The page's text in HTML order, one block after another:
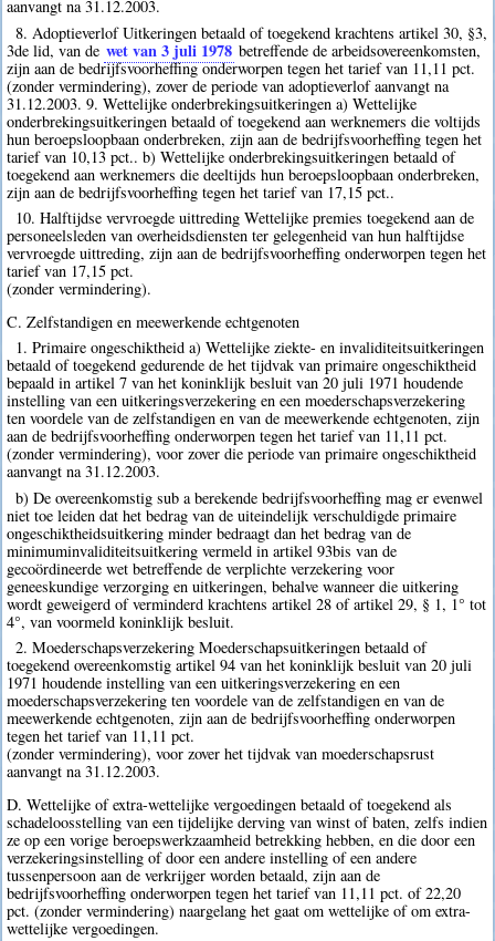
aanvangt na 31.12.2003.
8. Adoptieverlof Uitkeringen betaald of toegekend krachtens artikel 30, §3,
3de lid, van de wet van 3 juli 1978 betreffende de arbeidsovereenkomsten,
zijn aan de bedrijfsvoorheffing onderworpen tegen het tarief van 11,11 pct.
(zonder vermindering), zover de periode van adoptieverlof aanvangt na
31.12.2003. 9. Wettelijke onderbrekingsuitkeringen a) Wettelijke
onderbrekingsuitkeringen betaald of toegekend aan werknemers die voltijds
hun beroepsloopbaan onderbreken, zijn aan de bedrijfsvoorheffing tegen het
tarief van 10,13 pct.. b) Wettelijke onderbrekingsuitkeringen betaald of
toegekend aan werknemers die deeltijds hun beroepsloopbaan onderbreken,
zijn aan de bedrijfsvoorheffing tegen het tarief van 17,15 pct..
10. Halftijdse vervroegde uittreding Wettelijke premies toegekend aan de
personeelsleden van overheidsdiensten ter gelegenheid van hun halftijdse
vervroegde uittreding, zijn aan de bedrijfsvoorheffing onderworpen tegen het
tarief van 17,15 pct.
(zonder vermindering).
C. Zelfstandigen en meewerkende echtgenoten
1. Primaire ongeschiktheid a) Wettelijke ziekte- en invaliditeitsuitkeringen
betaald of toegekend gedurende de het tijdvak van primaire ongeschiktheid
bepaald in artikel 7 van het koninklijk besluit van 20 juli 1971 houdende
instelling van een uitkeringsverzekering en een moederschapsverzekering
ten voordele van de zelfstandigen en van de meewerkende echtgenoten, zijn
aan de bedrijfsvoorheffing onderworpen tegen het tarief van 11,11 pct.
(zonder vermindering), voor zover die periode van primaire ongeschiktheid
aanvangt na 31.12.2003.
b) De overeenkomstig sub a berekende bedrijfsvoorheffing mag er evenwel
niet toe leiden dat het bedrag van de uiteindelijk verschuldigde primaire
ongeschiktheidsuitkering minder bedraagt dan het bedrag van de
minimuminvaliditeitsuitkering vermeld in artikel 93bis van de
gecoördineerde wet betreffende de verplichte verzekering voor
geneeskundige verzorging en uitkeringen, behalve wanneer die uitkering
wordt geweigerd of verminderd krachtens artikel 28 of artikel 29, § 1, 1° tot
4°, van voormeld koninklijk besluit.
2. Moederschapsverzekering Moederschapsuitkeringen betaald of
toegekend overeenkomstig artikel 94 van het koninklijk besluit van 20 juli
1971 houdende instelling van een uitkeringsverzekering en een
moederschapsverzekering ten voordele van de zelfstandigen en van de
meewerkende echtgenoten, zijn aan de bedrijfsvoorheffing onderworpen
tegen het tarief van 11,11 pct.
(zonder vermindering), voor zover het tijdvak van moederschapsrust
aanvangt na 31.12.2003.
D. Wettelijke of extra-wettelijke vergoedingen betaald of toegekend als
schadeloosstelling van een tijdelijke derving van winst of baten, zelfs indien
ze op een vorige beroepswerkzaamheid betrekking hebben, en die door een
verzekeringsinstelling of door een andere instelling of een andere
tussenpersoon aan de verkrijger worden betaald, zijn aan de
bedrijfsvoorheffing onderworpen tegen het tarief van 11,11 pct. of 22,20
pct. (zonder vermindering) naargelang het gaat om wettelijke of om extra-
wettelijke vergoedingen.